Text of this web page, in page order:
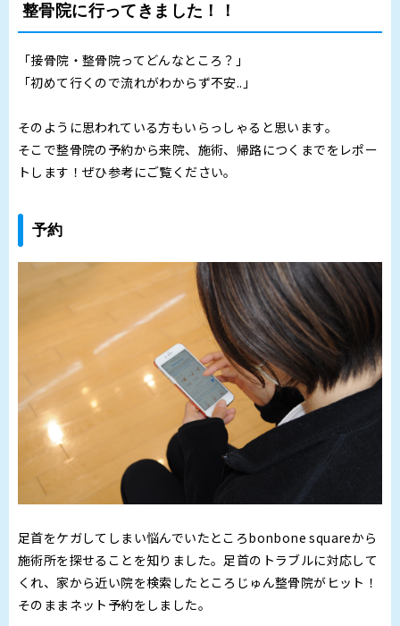
整骨院に行ってきました！！
「接骨院・整骨院ってどんなところ？」
「初めて行くので流れがわからず不安..」
そのように思われている方もいらっしゃると思います。
そこで整骨院の予約から来院、施術、帰路につくまでをレポー
トします！ぜひ参考にご覧ください。
予約
足首をケガしてしまい悩んでいたところbonbone squareから
施術所を探せることを知りました。足首のトラブルに対応して
くれ、家から近い院を検索したところじゅん整骨院がヒット！
そのままネット予約をしました。